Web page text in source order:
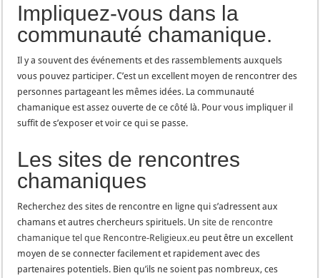
Impliquez-vous dans la
communauté chamanique.
Il y a souvent des événements et des rassemblements auxquels
vous pouvez participer. C’est un excellent moyen de rencontrer des
personnes partageant les mêmes idées. La communauté
chamanique est assez ouverte de ce côté là. Pour vous impliquer il
suffit de s’exposer et voir ce qui se passe.
Les sites de rencontres
chamaniques
Recherchez des sites de rencontre en ligne qui s’adressent aux
chamans et autres chercheurs spirituels. Unsite de rencontre
chamanique tel que Rencontre-Religieux.eu peut être un excellent
moyen de se connecter facilement et rapidement avec des
partenaires potentiels. Bien qu’ils ne soient pas nombreux, ces